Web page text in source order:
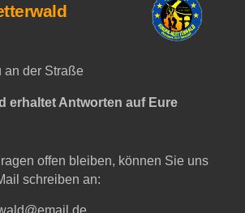
an der Straße
erhaltet Antworten auf Eure
offen bleiben, können Sie uns
schreiben an: